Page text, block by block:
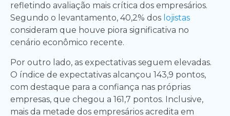
refletindo avaliação mais crítica dos empresários.
Segundo o levantamento, 40,2% dos lojistas
consideram que houve piora significativa no
cenário econômico recente.
Por outro lado, as expectativas seguem elevadas.
O índice de expectativas alcançou 143,9 pontos,
com destaque para a confiança nas próprias
empresas, que chegou a 161,7 pontos. Inclusive,
mais da metade dos empresários acredita em